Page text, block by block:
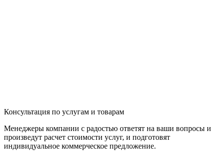
Консультация по услугам и товарам
Менеджеры компании с радостью ответят на ваши вопросы и
произведут расчет стоимости услуг, и подготовят
индивидуальное коммерческое предложение.